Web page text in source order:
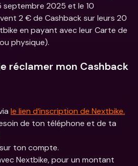
septembre 2025 et le 10
2 € de Cashback sur leurs 20
en payant avec leur Carte de
physique).
réclamer mon Cashback
le lien d’inscription de Nextbike.
de ton téléphone et de ta
ton compte.
Nextbike, pour un montant